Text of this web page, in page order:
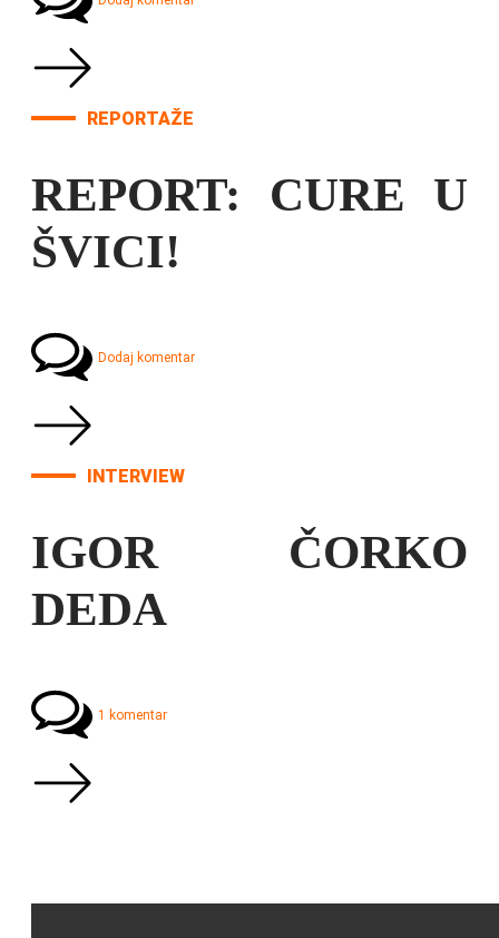
REPORTAŽE
REPORT: CURE U
ŠVICI!
Dodaj komentar
INTERVIEW
IGOR ČORKO
DEDA
1 komentar